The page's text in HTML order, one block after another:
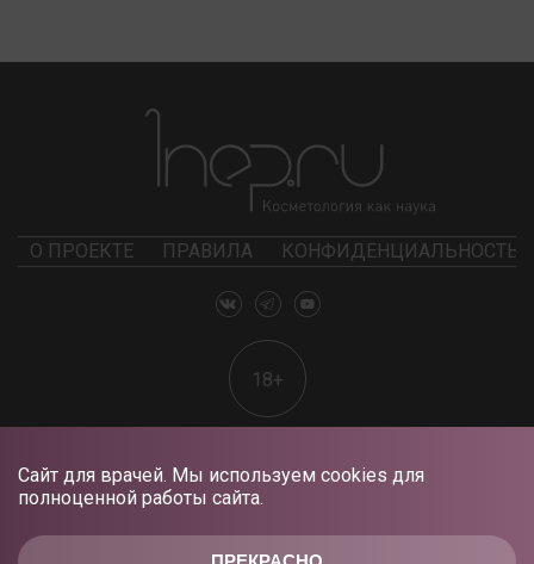
Сайт для врачей. Мы используем cookies для
полноценной работы сайта.
О ПРОЕКТЕ ПРАВИЛА КОНФИДЕНЦИАЛЬНОСТЬ
18+